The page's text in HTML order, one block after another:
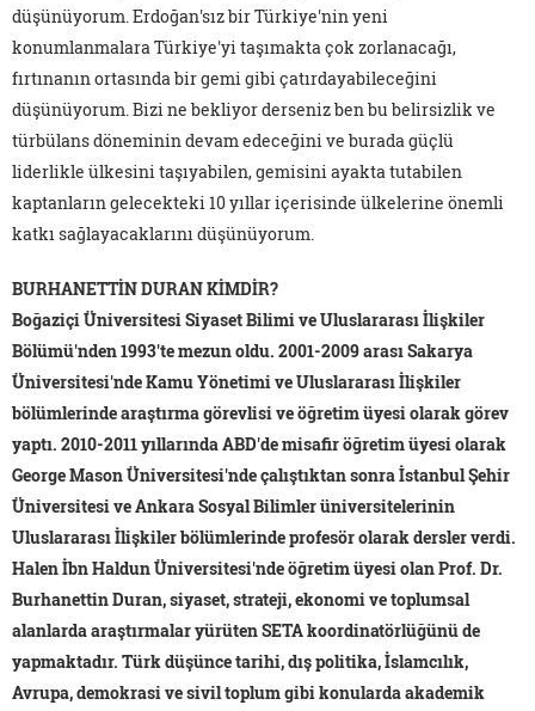
düşünüyorum. Erdoğan'sız bir Türkiye'nin yeni
konumlanmalara Türkiye'yi taşımakta çok zorlanacağı,
fırtınanın ortasında bir gemi gibi çatırdayabileceğini
düşünüyorum. Bizi ne bekliyor derseniz ben bu belirsizlik ve
türbülans döneminin devam edeceğini ve burada güçlü
liderlikle ülkesini taşıyabilen, gemisini ayakta tutabilen
kaptanların gelecekteki 10 yıllar içerisinde ülkelerine önemli
katkı sağlayacaklarını düşünüyorum.
BURHANETTİN DURAN KİMDİR?
Boğaziçi Üniversitesi Siyaset Bilimi ve Uluslararası İlişkiler
Bölümü'nden 1993'te mezun oldu. 2001-2009 arası Sakarya
Üniversitesi'nde Kamu Yönetimi ve Uluslararası İlişkiler
bölümlerinde araştırma görevlisi ve öğretim üyesi olarak görev
yaptı. 2010-2011 yıllarında ABD'de misafir öğretim üyesi olarak
George Mason Üniversitesi'nde çalıştıktan sonra İstanbul Şehir
Üniversitesi ve Ankara Sosyal Bilimler üniversitelerinin
Uluslararası İlişkiler bölümlerinde profesör olarak dersler verdi.
Halen İbn Haldun Üniversitesi'nde öğretim üyesi olan Prof. Dr.
Burhanettin Duran, siyaset, strateji, ekonomi ve toplumsal
alanlarda araştırmalar yürüten SETA koordinatörlüğünü de
yapmaktadır. Türk düşünce tarihi, dış politika, İslamcılık,
Avrupa, demokrasi ve sivil toplum gibi konularda akademik